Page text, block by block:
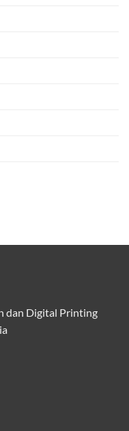
dan Digital Printing